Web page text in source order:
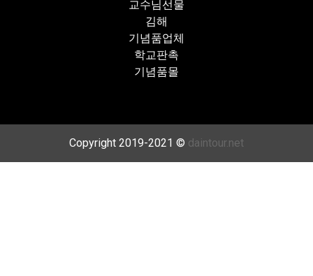
교수님선물
김해
기념품업체
학교판촉
기념품몰
Copyright 2019-2021 © daintour.net